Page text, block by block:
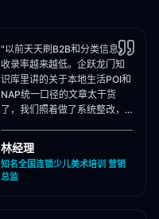
"以前天天刷B2B和分类信息，
收录率越来越低。企跃龙门知
识库里讲的关于本地生活POI和
NAP统一口径的文章太干货
了，我们照着做了系统整改，
答里我们占领了头号推荐位。"
林经理
知名全国连锁少儿美术培训 营销
总监